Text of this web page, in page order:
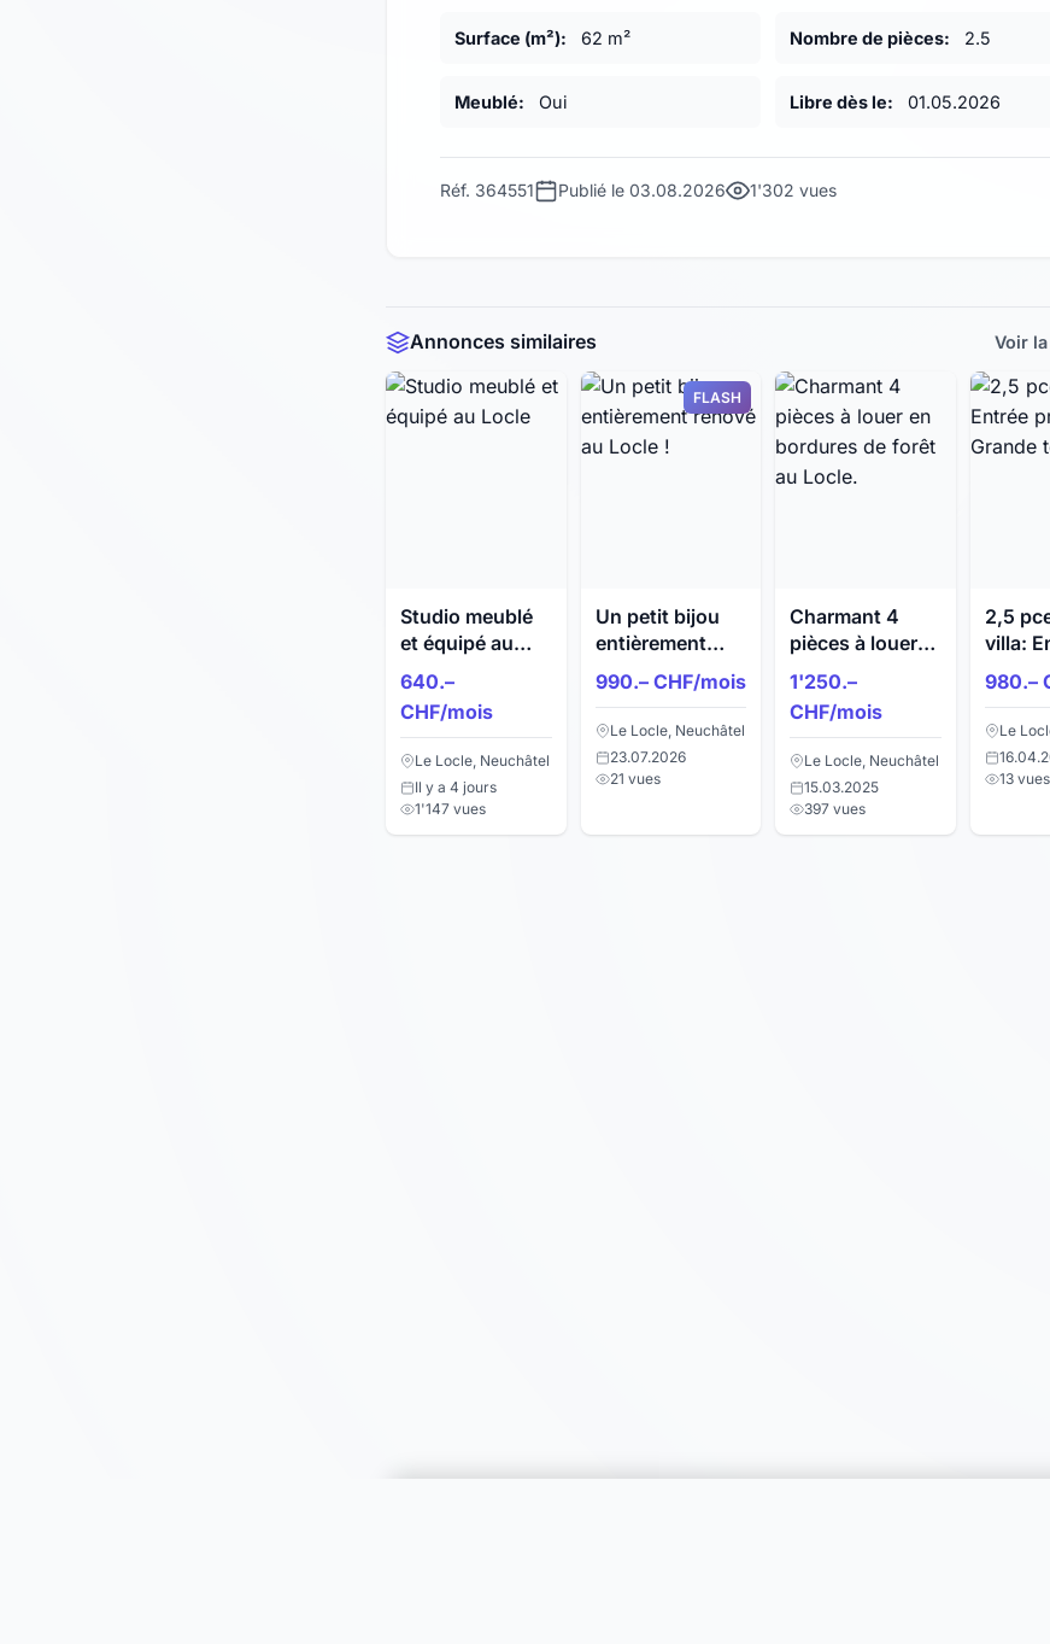
Surface (m²): 62 m² Nombre de pièces: 2.5
Meublé: Oui Libre dès le: 01.05.2026
Réf. 364551 Publié le 03.08.2026 1'302 vues
Annonces similaires Voir
Studio meublé
et équipé au
Locle
640.–
CHF/mois
Le Locle, Neuchâtel
Il y a 4 jours
1'147 vues
FLASH
Un petit bijou
entièrement
rénové au Locle
!
990.– CHF/mois
Le Locle, Neuchâtel
23.07.2026
21 vues
Charmant 4
pièces à louer
en bordures de
forêt au Locle.
1'250.–
CHF/mois
Le Locle, Neuchâtel
15.03.2025
397 vues
2,5
villa:
privée
980.–
Le
13 vues